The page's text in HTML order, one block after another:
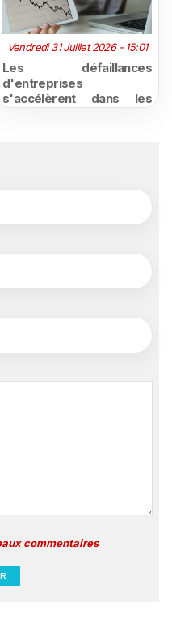
Vendredi 31 Juillet 2026 - 15:01
Les défaillances
d'entreprises
s'accélèrent dans les
commentaires